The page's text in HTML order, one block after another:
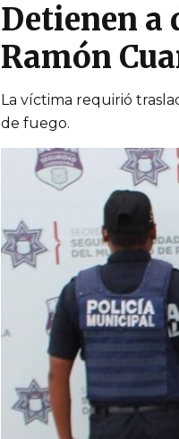
Detienen a
Ramón
La víctima requirió
de fuego.